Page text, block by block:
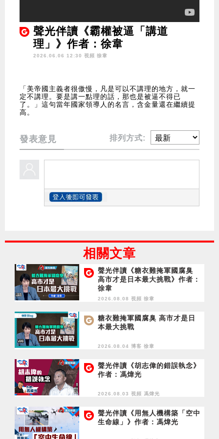
聲光伴讀《霸權被逼「講道
理」》作者：徐韋
2026.06.06 12:30 視頻 徐韋
「美帝國主義者很傲慢，凡是可以不講理的地方，就一
定不講理。要是講一點理的話，那也是被逼不得已
了。」這句當年國家領導人的名言，含金量還在繼續提
高。
發表意見 排列方式:
相關文章
聲光伴讀《糖衣難掩軍國腐臭
高市才是日本最大挑戰》作者：
徐韋
2026.08.08 視頻 徐韋
糖衣難掩軍國腐臭 高市才是日
本最大挑戰
2026.08.04 博客 徐韋
聲光伴讀《胡志偉的錯誤執念》
作者：馮煒光
2026.08.03 視頻 馮煒光
聲光伴讀《用無人機構築「空中
生命線」》作者：馮煒光